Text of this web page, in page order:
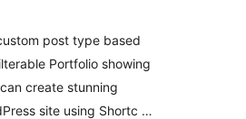
post type based
Portfolio showing
create stunning
site using Shortc …